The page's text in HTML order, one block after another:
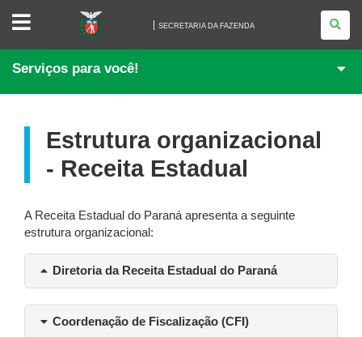
SECRETARIA
FAZENDA
SECRETARIA DA FAZENDA
Serviços para você!
Estrutura organizacional
- Receita Estadual
A Receita Estadual do Paraná apresenta a seguinte
estrutura organizacional:
Diretoria da Receita Estadual do Paraná
Coordenação de Fiscalização (CFI)